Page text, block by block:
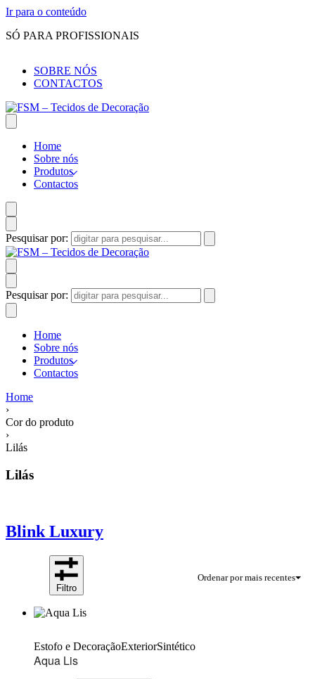
Ir para o conteúdo
SÓ PARA PROFISSIONAIS
SOBRE NÓS
CONTACTOS
Home
Sobre nós
Produtos
Contactos
Pesquisar por:
Pesquisar por:
Home
Sobre nós
Produtos
Contactos
Home
›
Cor do produto
›
Lilás
Lilás
Blink Luxury
Ordenar por mais recentes
Filtro
Estofo e DecoraçãoExteriorSintético
Aqua Lis